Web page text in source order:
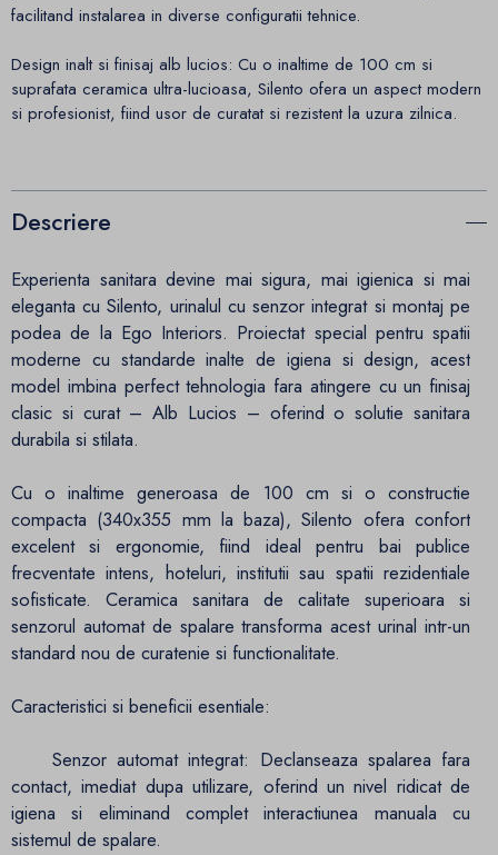
facilitand instalarea in diverse configuratii tehnice.
Design inalt si finisaj alb lucios: Cu o inaltime de 100 cm si
suprafata ceramica ultra-lucioasa, Silento ofera un aspect modern
si profesionist, fiind usor de curatat si rezistent la uzura zilnica.
Descriere
Experienta sanitara devine mai sigura, mai igienica si mai
eleganta cu Silento, urinalul cu senzor integrat si montaj pe
podea de la Ego Interiors. Proiectat special pentru spatii
moderne cu standarde inalte de igiena si design, acest
model imbina perfect tehnologia fara atingere cu un finisaj
clasic si curat – Alb Lucios – oferind o solutie sanitara
durabila si stilata.
Cu o inaltime generoasa de 100 cm si o constructie
compacta (340x355 mm la baza), Silento ofera confort
excelent si ergonomie, fiind ideal pentru bai publice
frecventate intens, hoteluri, institutii sau spatii rezidentiale
sofisticate. Ceramica sanitara de calitate superioara si
senzorul automat de spalare transforma acest urinal intr-un
standard nou de curatenie si functionalitate.
Caracteristici si beneficii esentiale:
Senzor automat integrat: Declanseaza spalarea fara
contact, imediat dupa utilizare, oferind un nivel ridicat de
igiena si eliminand complet interactiunea manuala cu
sistemul de spalare.